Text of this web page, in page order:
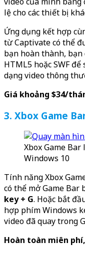
lệ cho các thiết bị
Ứng dụng kết hợp
từ Captivate có thể
bạn hoàn thành,
HTML5 hoặc SWF
dạng video thông
Giá khoảng $34/
3. Xbox Game
Xbox Game Bar
Windows 10
Tính năng Xbox
có thể mở Game
key + G. Hoặc bắt
hợp phím Windows
video đã quay trong
Hoàn toàn miên